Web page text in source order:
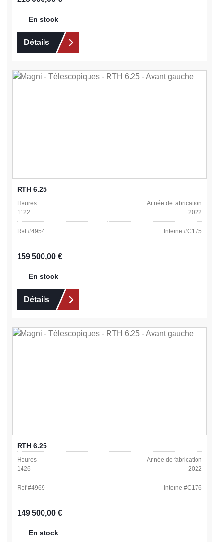
En stock
Détails
RTH 6.25
Heures
1122
Année de fabrication
2022
Ref #4954 Interne #C175
Prix régulier :
159 500,00 €
En stock
Détails
RTH 6.25
Heures
1426
Année de fabrication
2022
Ref #4969 Interne #C176
Prix régulier :
149 500,00 €
En stock